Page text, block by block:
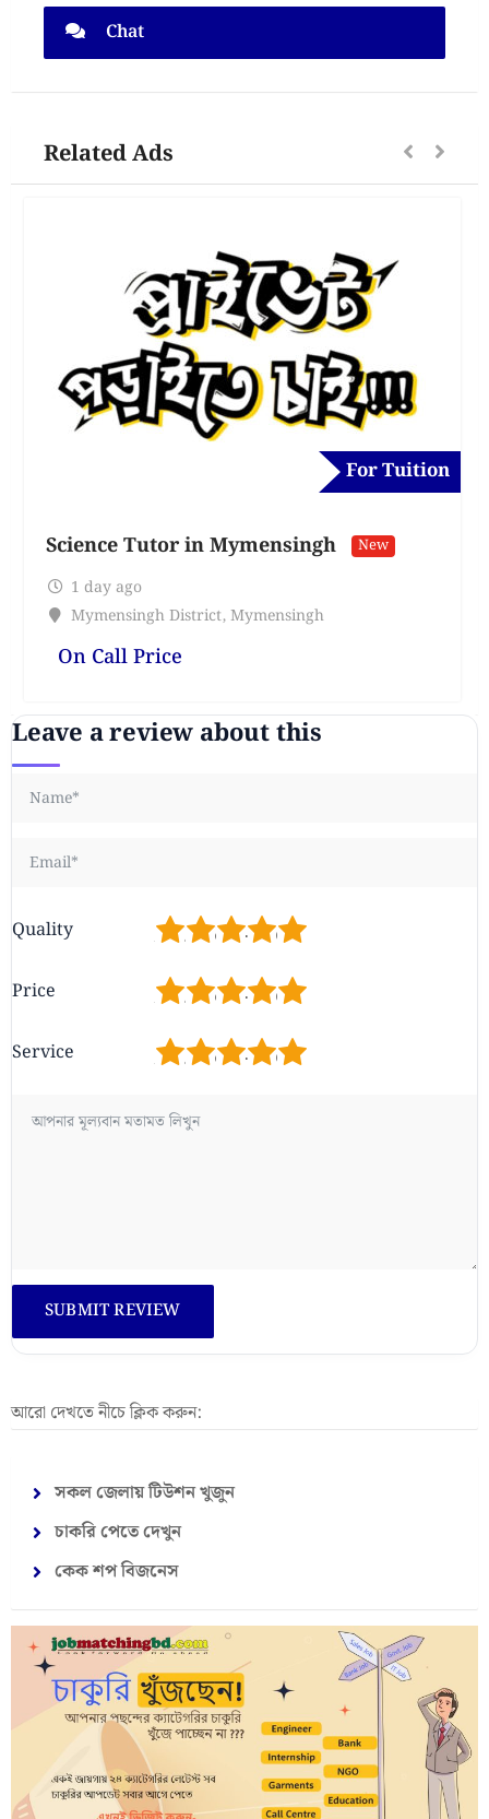
Chat
Related Ads
For Tuition
Science Tutor in Mymensingh New
1 day ago
Mymensingh District, Mymensingh
On Call Price
Leave a review about this
Quality 5
4
3
2
Price 5
4
3
2
Service 5
4
3
2
আরো দেখতে নীচে ক্লিক করুন:
সকল জেলায় টিউশন খুজুন
চাকরি পেতে দেখুন
কেক শপ বিজনেস